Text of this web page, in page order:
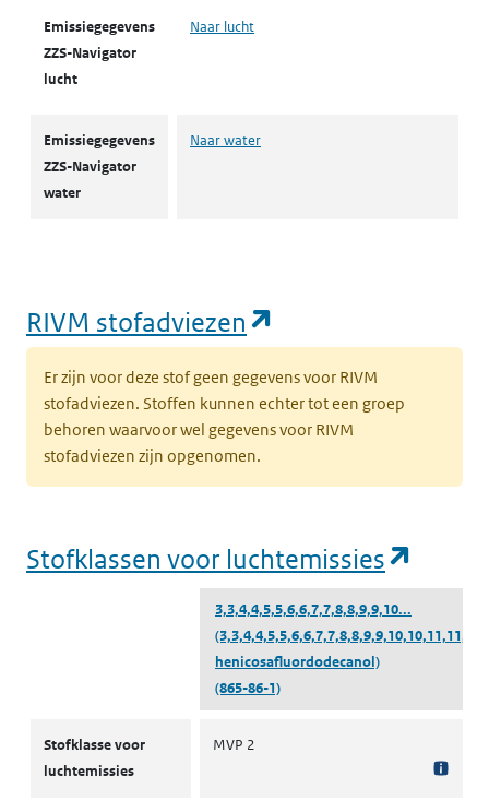
Emissiegegevens
ZZS-Navigator
lucht
Naar lucht
Emissiegegevens
ZZS-Navigator
water
Naar water
RIVM stofadviezen
Er zijn voor deze stof geen gegevens voor RIVM
stofadviezen. Stoffen kunnen echter tot een groep
behoren waarvoor wel gegevens voor RIVM
stofadviezen zijn opgenomen.
Stofklassen voor luchtemissies
3,3,4,4,5,5,6,6,7,7,8,8,9,9,10...
henicosafluordodecanol)
(865-86-1)
Stofklasse voor
luchtemissies
MVP 2